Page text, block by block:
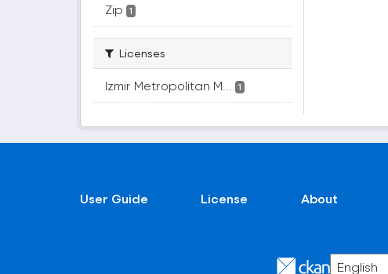
Zip 1
Licenses
Izmir Metropolitan M... 1
User Guide License About